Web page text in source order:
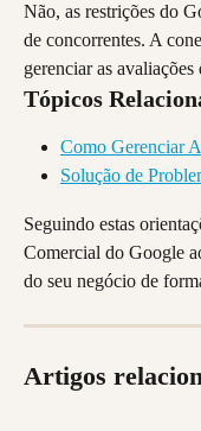
Não, as restrições do
de concorrentes. A
gerenciar as
Tópicos
Como Gerenciar
Solução de
Seguindo estas
Comercial do Google
do seu negócio de
Artigos